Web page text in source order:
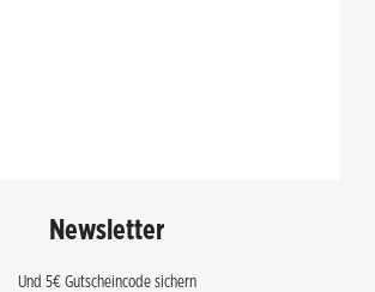
Newsletter
Und 5€ Gutscheincode sichern